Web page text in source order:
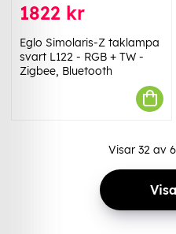
1822 kr
Eglo Simolaris-Z taklampa
svart L122 - RGB + TW -
Zigbee, Bluetooth
Visar 32av